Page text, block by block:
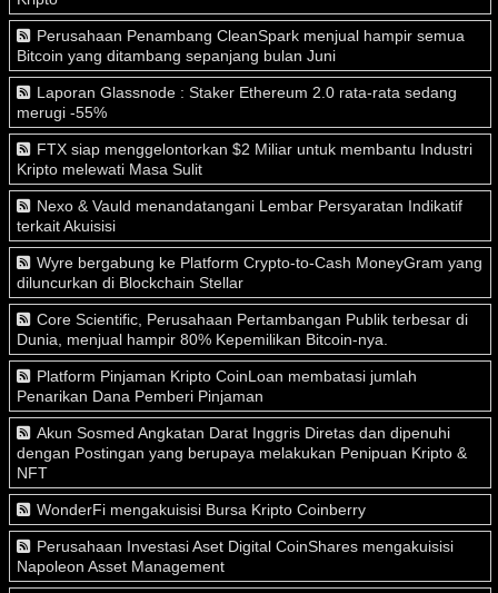
Perusahaan Penambang CleanSpark menjual hampir semua
Bitcoin yang ditambang sepanjang bulan Juni
Laporan Glassnode : Staker Ethereum 2.0 rata-rata sedang
merugi -55%
FTX siap menggelontorkan $2 Miliar untuk membantu Industri
Kripto melewati Masa Sulit
Nexo & Vauld menandatangani Lembar Persyaratan Indikatif
terkait Akuisisi
Wyre bergabung ke Platform Crypto-to-Cash MoneyGram yang
diluncurkan di Blockchain Stellar
Core Scientific, Perusahaan Pertambangan Publik terbesar di
Dunia, menjual hampir 80% Kepemilikan Bitcoin-nya.
Platform Pinjaman Kripto CoinLoan membatasi jumlah
Penarikan Dana Pemberi Pinjaman
Akun Sosmed Angkatan Darat Inggris Diretas dan dipenuhi
dengan Postingan yang berupaya melakukan Penipuan Kripto &
NFT
WonderFi mengakuisisi Bursa Kripto Coinberry
Perusahaan Investasi Aset Digital CoinShares mengakuisisi
Napoleon Asset Management